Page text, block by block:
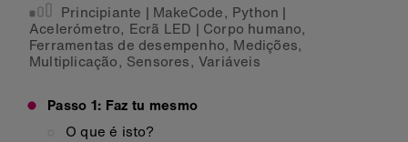
Principiante | MakeCode, Python |
Acelerómetro, Ecrã LED | Corpo humano,
Ferramentas de desempenho, Medições,
Multiplicação, Sensores,Variáveis
Passo 1: Faz tu mesmo
O que é isto?